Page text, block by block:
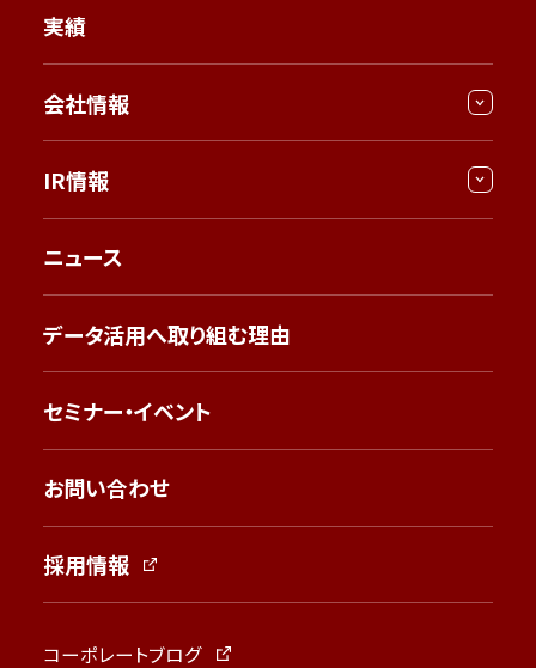
実績
会社情報
IR情報
ニュース
データ活用へ取り組む理由
セミナー・イベント
お問い合わせ
採用情報
コーポレートブログ